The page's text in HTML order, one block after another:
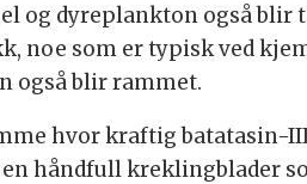
og dyreplankton også blir
noe som er typisk ved
også blir rammet.
hvor kraftig batatasin-
håndfull kreklingblader